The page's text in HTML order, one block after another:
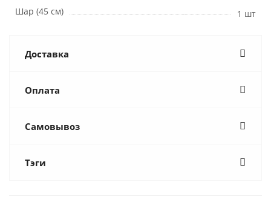
Шар (45 см)
1 шт
Доставка
Оплата
Самовывоз
Тэги